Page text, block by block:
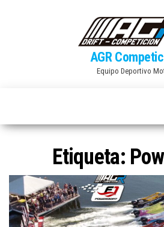
AGR
Equipo Deportivo
Etiqueta: